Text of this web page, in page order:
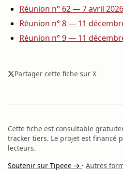
Réunion n° 62 — 7 avril 2026
Réunion n° 8 — 11
Réunion n° 9 — 11
Partager cette fiche sur X
Cette fiche est consultable
tracker tiers. Le projet est financé
lecteurs.
Soutenir sur Tipeee → · Autres